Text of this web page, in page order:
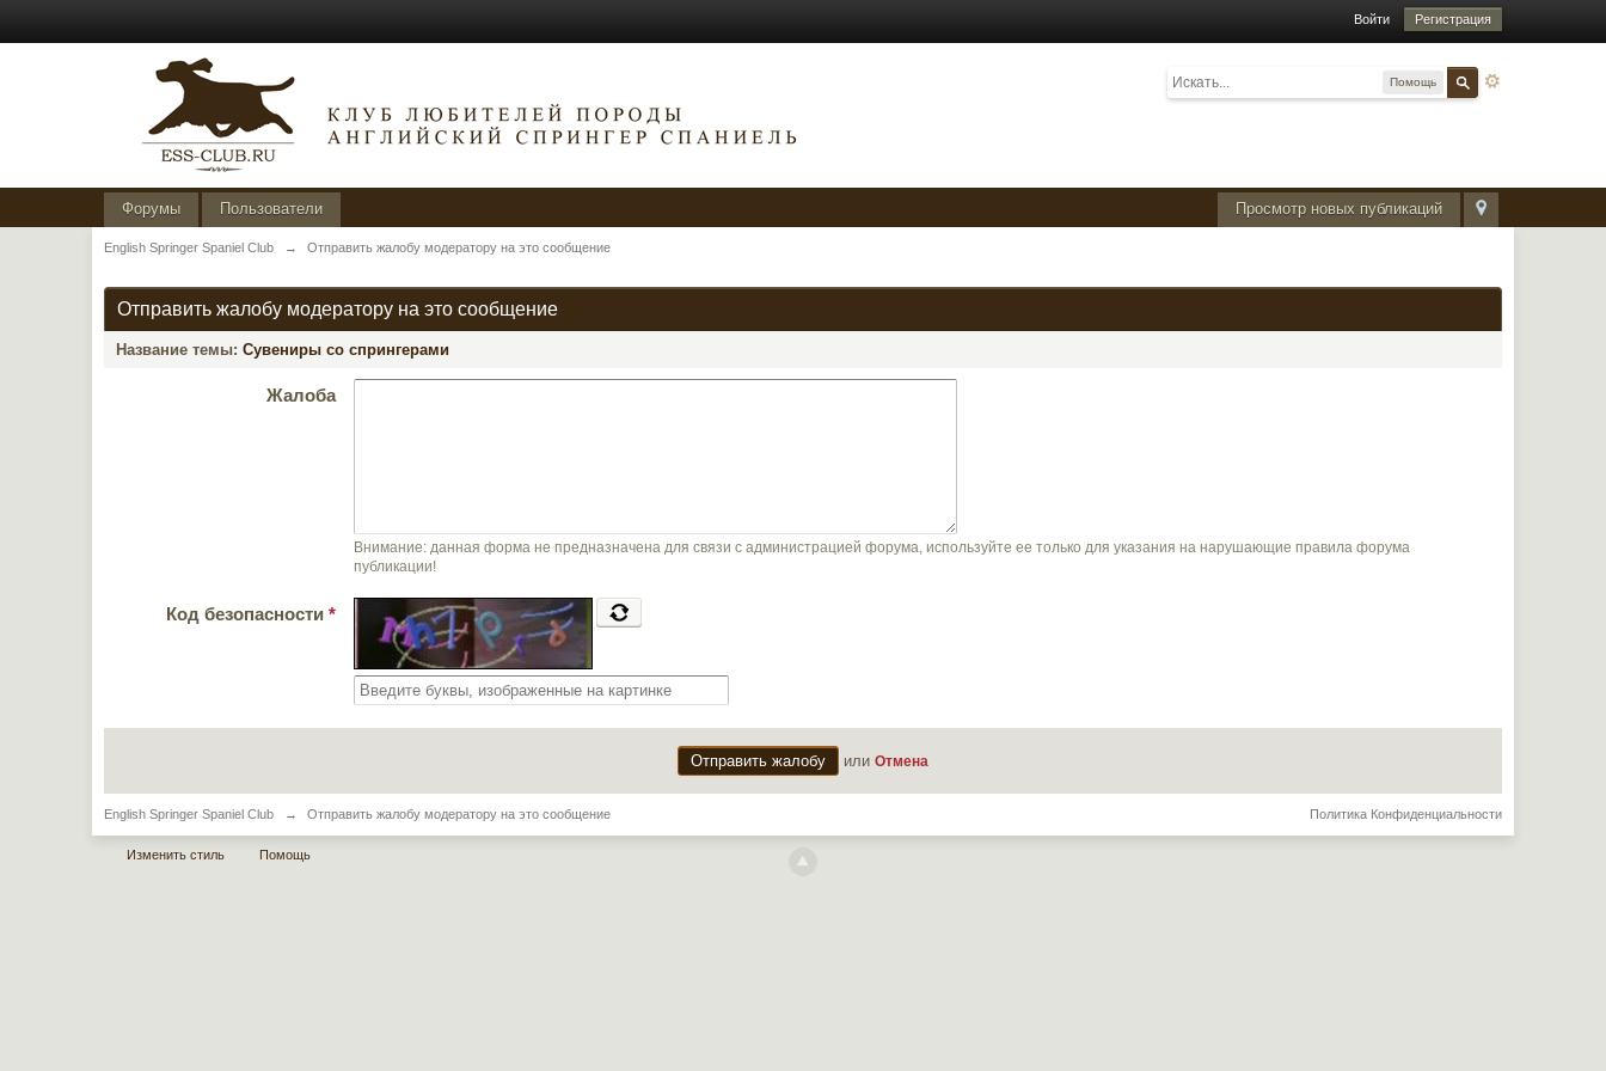
Войти Регистрация
Помощь
Просмотр новых публикаций
Форумы Пользователи
English Springer Spaniel Club → Отправить жалобу модератору на это сообщение
Отправить жалобу модератору на это сообщение
Название темы:Сувениры со спрингерами
Жалоба
Внимание: данная форма не предназначена для связи с администрацией форума, используйте ее только для указания на нарушающие правила форума
публикации!
Код безопасности*
или Отмена
English Springer Spaniel Club → Отправить жалобу модератору на это сообщение Политика Конфиденциальности
Изменить стиль Помощь